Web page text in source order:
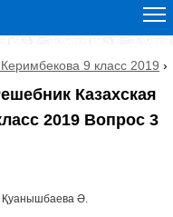
9 класс 2019 ›
Казахская
2019 Вопрос 3
Қуанышбаева Ә.